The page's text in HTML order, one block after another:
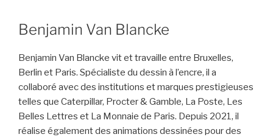
Benjamin Van Blancke
Benjamin Van Blancke vit et travaille entre Bruxelles,
Berlin et Paris. Spécialiste du dessin à l’encre, il a
collaboré avec des institutions et marques prestigieuses
telles que Caterpillar, Procter & Gamble, La Poste, Les
Belles Lettres et La Monnaie de Paris. Depuis 2021, il
réalise également des animations dessinées pour des